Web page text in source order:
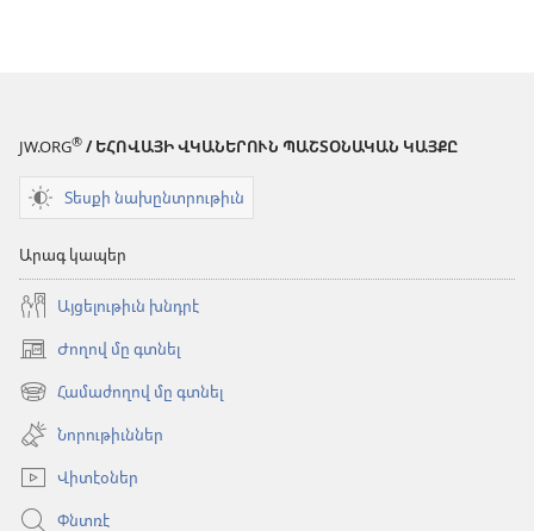
JW.ORG® / ԵՀՈՎԱՅԻ ՎԿԱՆԵՐՈՒՆ ՊԱՇՏՕՆԱԿԱՆ ԿԱՅՔԸ
Տեսքի նախընտրութիւն
Արագ կապեր
Այցելութիւն խնդրէ
Ժողով մը գտնել
(opens
new
window)
Համաժողով մը գտնել
(opens
new
window)
Նորութիւններ
Վիտէօներ
Փնտռէ